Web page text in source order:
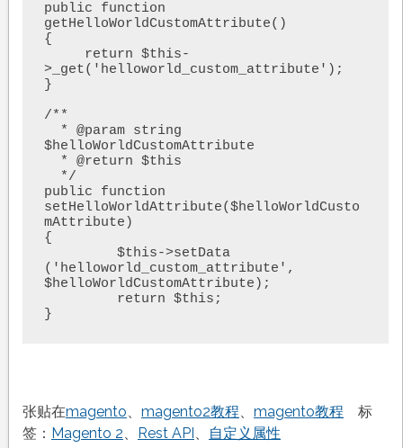
public function
getHelloWorldCustomAttribute()
{
>_get('helloworld_custom_attribute');
}
/**
$helloWorldCustomAttribute
public function
setHelloWorldAttribute($helloWorldCusto
mAttribute)
{
('helloworld_custom_attribute',
$helloWorldCustomAttribute);
}
张贴在magento、 magento2教程、 magento教程
标
签： Magento 2、 Rest API 、 自定义属性